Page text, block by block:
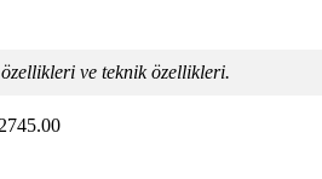
ve teknik özellikleri.